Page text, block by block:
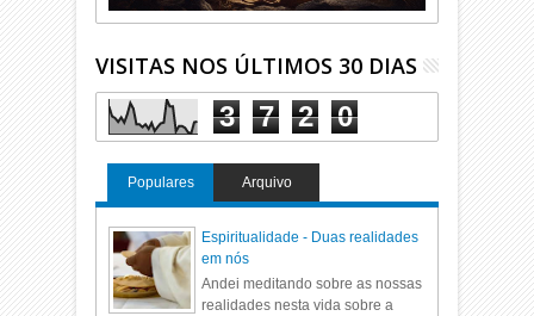
VISITAS NOS ÚLTIMOS 30 DIAS
3 7 2 0
Populares Arquivo
Espiritualidade - Duas realidades
em nós
Andei meditando sobre as nossas
realidades nesta vida sobre a